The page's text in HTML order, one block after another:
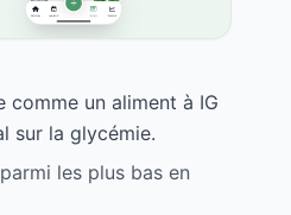
comme un aliment à IG
sur la glycémie.
les plus bas en